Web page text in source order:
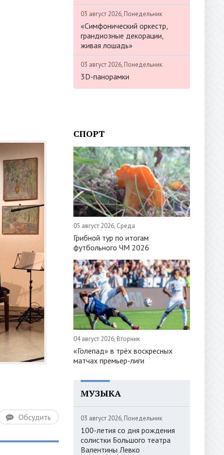
Обсудить
03 август 2026, Понедельник
«Симфонический оркестр,
грандиозные декорации,
живая лошадь»
03 август 2026, Понедельник
3D-панорамки
СПОРТ
05 август 2026, Среда
Грибной тур по итогам
футбольного ЧМ 2026
04 август 2026, Вторник
«Голепад» в трёх воскресных
матчах премьер-лиги
МУЗЫКА
03 август 2026, Понедельник
100-летия со дня рождения
солистки Большого театра
Валентины Левко